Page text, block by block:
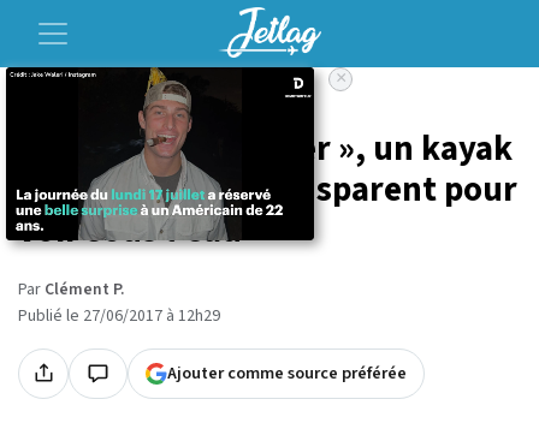
Voyage
Le « Crystal Explorer », un kayak
complètement transparent pour
voir sous l'eau
Par Clément P.
Publié le 27/06/2017 à 12h29
Ajouter comme source préférée
×